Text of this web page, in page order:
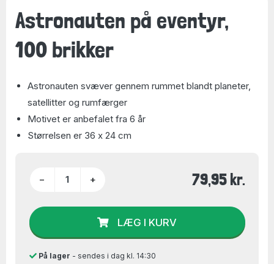
Astronauten på eventyr,
100 brikker
Astronauten svæver gennem rummet blandt planeter,
satellitter og rumfærger
Motivet er anbefalet fra 6 år
Størrelsen er 36 x 24 cm
− + 79,95 kr.
LÆG I KURV
På lager - sendes i dag kl. 14:30